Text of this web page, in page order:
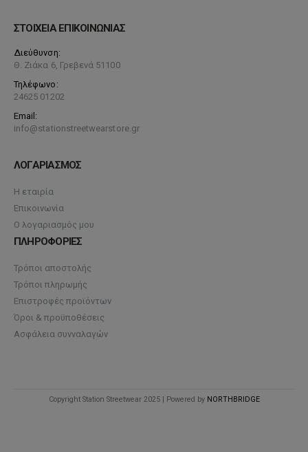
ΣΤΟΙΧΕΙΑ ΕΠΙΚΟΙΝΩΝΙΑΣ
Διεύθυνση:
Θ. Ζιάκα 6, Γρεβενά 51100
Τηλέφωνο:
24625 01202
Email:
info@stationstreetwearstore.gr
ΛΟΓΑΡΙΑΣΜΟΣ
Η εταιρία
Επικοινωνία
Ο λογαριασμός μου
ΠΛΗΡΟΦΟΡΙΕΣ
Τρόποι αποστολής
Τρόποι πληρωμής
Επιστροφές προϊόντων
Όροι & προϋποθέσεις
Ασφάλεια συνναλαγών
Copyright Station Streetwear 2025 | Powered by NORTHBRIDGE